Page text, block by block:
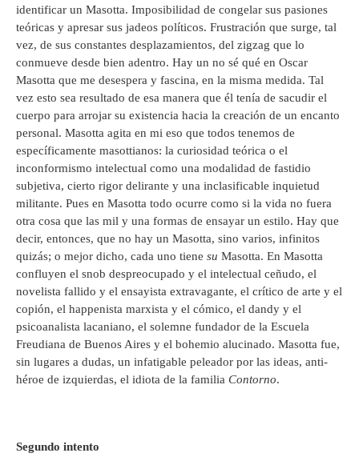
identificar un Masotta. Imposibilidad de congelar sus pasiones
teóricas y apresar sus jadeos políticos. Frustración que surge, tal
vez, de sus constantes desplazamientos, del zigzag que lo
conmueve desde bien adentro. Hay un no sé qué en Oscar
Masotta que me desespera y fascina, en la misma medida. Tal
vez esto sea resultado de esa manera que él tenía de sacudir el
cuerpo para arrojar su existencia hacia la creación de un encanto
personal. Masotta agita en mi eso que todos tenemos de
específicamente masottianos: la curiosidad teórica o el
inconformismo intelectual como una modalidad de fastidio
subjetiva, cierto rigor delirante y una inclasificable inquietud
militante. Pues en Masotta todo ocurre como si la vida no fuera
otra cosa que las mil y una formas de ensayar un estilo. Hay que
decir, entonces, que no hay un Masotta, sino varios, infinitos
quizás; o mejor dicho, cada uno tiene su Masotta. En Masotta
confluyen el snob despreocupado y el intelectual ceñudo, el
novelista fallido y el ensayista extravagante, el crítico de arte y el
copión, el happenista marxista y el cómico, el dandy y el
psicoanalista lacaniano, el solemne fundador de la Escuela
Freudiana de Buenos Aires y el bohemio alucinado. Masotta fue,
sin lugares a dudas, un infatigable peleador por las ideas, anti-
héroe de izquierdas, el idiota de la familia Contorno.
Segundo intento